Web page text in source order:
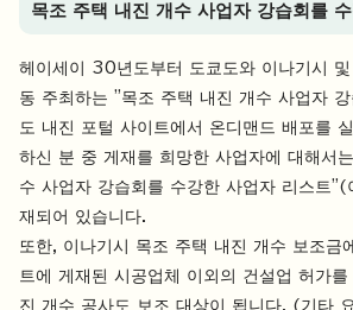
목조 주택 내진 개수 사업자 강습회를
헤이세이 30년도부터 도쿄도와 이나기시
동 주최하는 "목조 주택 내진 개수 사업자
도 내진 포털 사이트에서 온디맨드 배포를
하신 분 중 게재를 희망한 사업자에 대해서
수 사업자 강습회를 수강한 사업자 리스트"(
재되어 있습니다.
또한, 이나기시 목조 주택 내진 개수 보조금
트에 게재된 시공업체 이외의 건설업 허가
진 개수 공사도 보조 대상이 됩니다. (기타